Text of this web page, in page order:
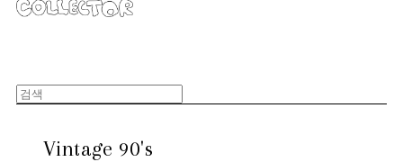
Vintage 90's